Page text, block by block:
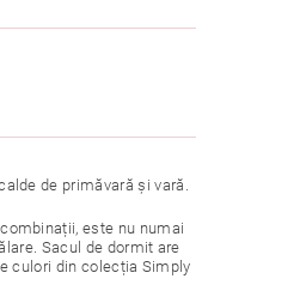
de primăvară și vară.
este nu numai
Sacul de dormit are
culori din colecția Simply